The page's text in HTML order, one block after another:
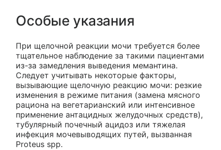
Особые указания
При щелочной реакции мочи требуется более
тщательное наблюдение за такими пациентами
из-за замедления выведения мемантина.
Следует учитывать некоторые факторы,
вызывающие щелочную реакцию мочи: резкие
изменения в режиме питания (замена мясного
рациона на вегетарианский или интенсивное
применение антацидных желудочных средств),
тубулярный почечный ацидоз или тяжелая
инфекция мочевыводящих путей, вызванная
Proteus spp.